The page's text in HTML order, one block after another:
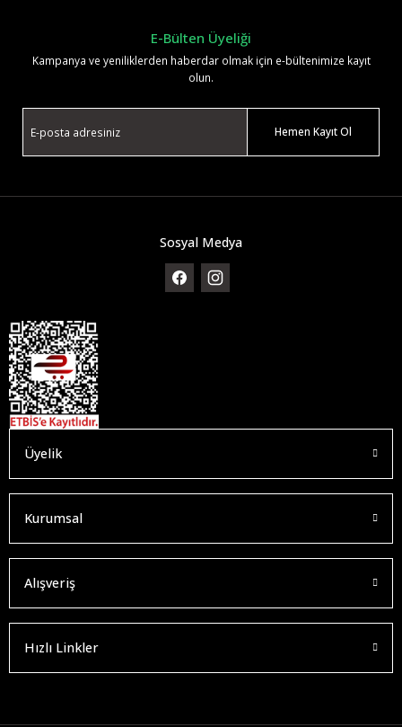
E-Bülten Üyeliği
Kampanya ve yeniliklerden haberdar olmak için e-bültenimize kayıt
olun.
Hemen Kayıt Ol
Sosyal Medya
Üyelik
Kurumsal
Alışveriş
Hızlı Linkler